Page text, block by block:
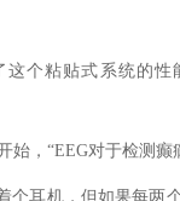
粘贴式系统的性
，“EEG对于检测癫
机，但如果每两